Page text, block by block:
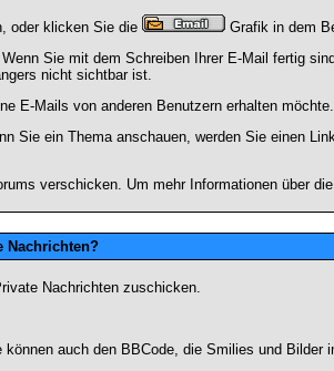
oder klicken Sie die
Grafik in dem
Sie mit dem Schreiben Ihrer E-Mail fertig
nicht sichtbar ist.
E-Mails von anderen Benutzern erhalten möchte.
ein Thema anschauen, werden Sie einen
verschicken. Um mehr Informationen über
Nachrichten?
Nachrichten zuschicken.
auch den BBCode, die Smilies und Bilder